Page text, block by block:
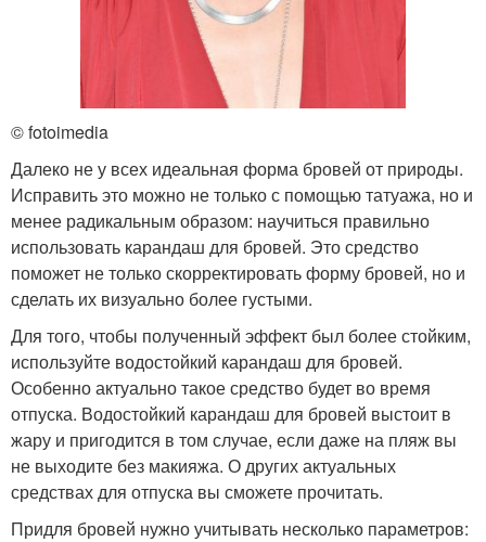
© fotoimedia
Далеко не у всех идеальная форма бровей от природы.
Исправить это можно не только с помощью татуажа, но и
менее радикальным образом: научиться правильно
использовать карандаш для бровей. Это средство
поможет не только скорректировать форму бровей, но и
сделать их визуально более густыми.
Для того, чтобы полученный эффект был более стойким,
используйте водостойкий карандаш для бровей.
Особенно актуально такое средство будет во время
отпуска. Водостойкий карандаш для бровей выстоит в
жару и пригодится в том случае, если даже на пляж вы
не выходите без макияжа. О других актуальных
средствах для отпуска вы сможете прочитать.
Придля бровей нужно учитывать несколько параметров: